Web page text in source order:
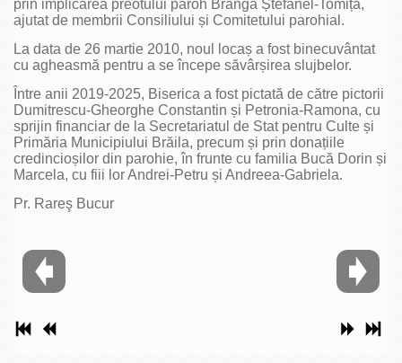
prin implicarea preotului paroh Brangă Ștefănel-Tomiță,
ajutat de membrii Consiliului și Comitetului parohial.
La data de 26 martie 2010, noul locaș a fost binecuvântat
cu agheasmă pentru a se începe săvârșirea slujbelor.
Între anii 2019-2025, Biserica a fost pictată de către pictorii
Dumitrescu-Gheorghe Constantin și Petronia-Ramona, cu
sprijin financiar de la Secretariatul de Stat pentru Culte și
Primăria Municipiului Brăila, precum și prin donațiile
credincioșilor din parohie, în frunte cu familia Bucă Dorin și
Marcela, cu fiii lor Andrei-Petru și Andreea-Gabriela.
Pr. Rareş Bucur